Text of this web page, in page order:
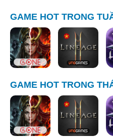
GAME HOT TRONG
GAME HOT TRONG